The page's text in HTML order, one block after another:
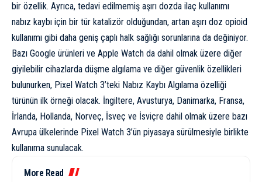
bir özellik. Ayrıca, tedavi edilmemiş aşırı dozda ilaç kullanımı
nabız kaybı için bir tür katalizör olduğundan, artan aşırı doz opioid
kullanımı gibi daha geniş çaplı halk sağlığı sorunlarına da değiniyor.
Bazı Google ürünleri ve Apple Watch da dahil olmak üzere diğer
giyilebilir cihazlarda düşme algılama ve diğer güvenlik özellikleri
bulunurken, Pixel Watch 3’teki Nabız Kaybı Algılama özelliği
türünün ilk örneği olacak. İngiltere, Avusturya, Danimarka, Fransa,
İrlanda, Hollanda, Norveç, İsveç ve İsviçre dahil olmak üzere bazı
Avrupa ülkelerinde Pixel Watch 3’ün piyasaya sürülmesiyle birlikte
kullanıma sunulacak.
More Read